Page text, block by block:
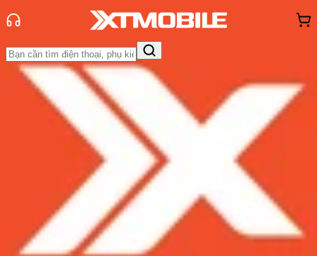
Trang chủ
Tin tức
Tin Mới
Đánh Giá - Trên TaySo Sánh Tư vấnKhuyến
Hỏi đáp App - Game Thông báo
hàng - Sự kiện
Samsung bắt đầu đẩy mạnh công
cuộc sản xuất chip 10nm thế hệ mới